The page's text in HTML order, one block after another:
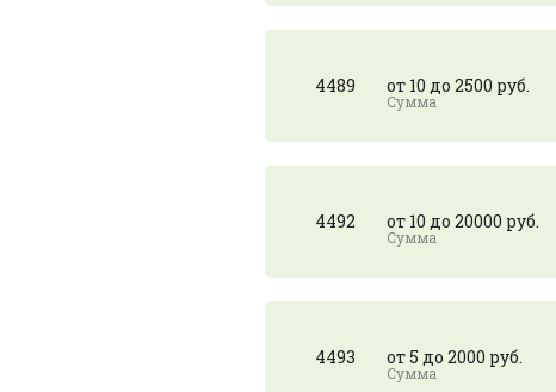
4489 от 10 до 2500 руб.
4492 от 10 до 20000 руб.
4493 от 5 до 2000 руб.